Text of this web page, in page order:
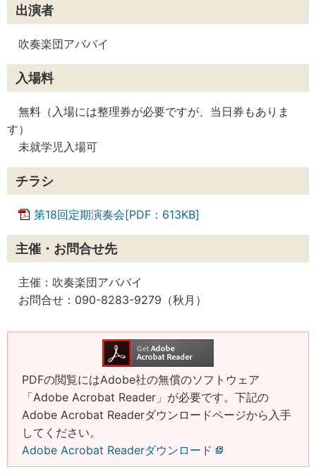
出演者
吹奏楽団アババイ
入場料
無料（入場には整理券が必要ですが、当日券もありま
す）
未就学児入場可
チラシ
第18回定期演奏会[PDF：613KB]
主催・お問合せ先
主催：吹奏楽団アババイ
お問合せ：090-8283-9279（秋月）
PDFの閲覧にはAdobe社の無償のソフトウェア
「Adobe Acrobat Reader」が必要です。下記の
Adobe Acrobat Readerダウンロードページから入手
してください。
Adobe Acrobat Readerダウンロード